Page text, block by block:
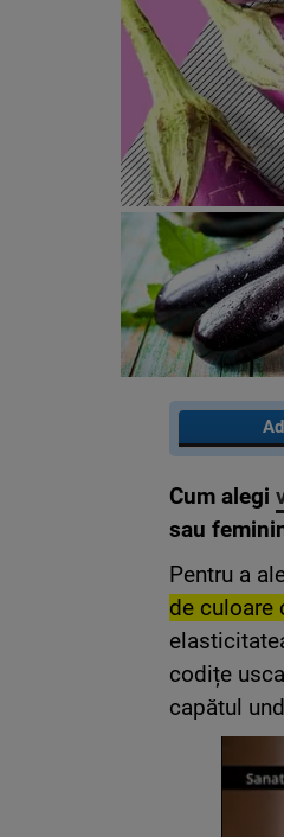
Cum alegi
sau
Pentru a
de culoare
codițe
capătul